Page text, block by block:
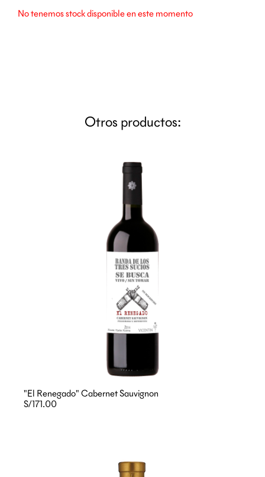
No tenemos stock disponible en este momento
Otros productos:
"El Renegado" Cabernet Sauvignon
S/171.00